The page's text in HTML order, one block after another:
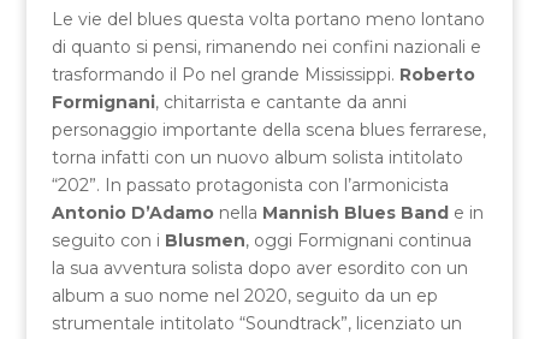
Le vie del blues questa volta portano meno lontano
di quanto si pensi, rimanendo nei confini nazionali e
trasformando il Po nel grande Mississippi. Roberto
Formignani, chitarrista e cantante da anni
personaggio importante della scena blues ferrarese,
torna infatti con un nuovo album solista intitolato
“202”. In passato protagonista con l’armonicista
Antonio D’Adamo nella Mannish Blues Bande in
seguito con i Blusmen, oggi Formignani continua
la sua avventura solista dopo aver esordito con un
album a suo nome nel 2020, seguito da un ep
strumentale intitolato “Soundtrack”, licenziato un